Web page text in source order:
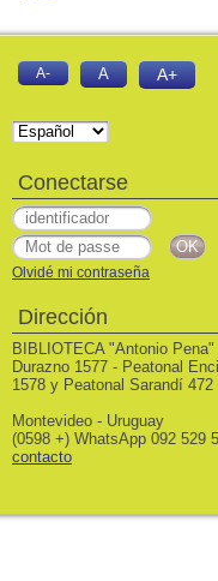
A- A A+
Conectarse
Olvidé mi contraseña
Dirección
BIBLIOTECA "Antonio Pena"
Durazno 1577 - Peatonal
1578 y Peatonal Sarandí 472
Montevideo - Uruguay
(0598 +) WhatsApp 092 529
contacto